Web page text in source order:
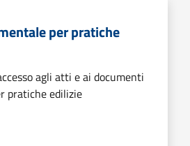
per pratiche
agli atti e ai documenti
pratiche edilizie